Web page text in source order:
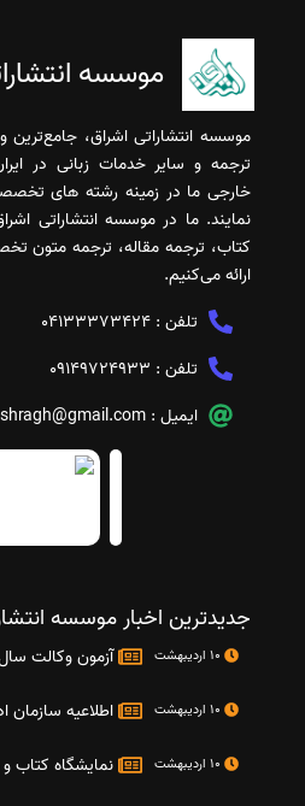
موسسه
موسسه انتشاراتی اشراق، جامع‌ترین
ترجمه و سایر خدمات زبانی در
خارجی ما در زمینه رشته های
نمایند. ما در موسسه انتشاراتی
کتاب، ترجمه مقاله، ترجمه متون
ارائه می‌کنیم.
تلفن : 04133373424
تلفن : 09149724933
ایمیل :
جدیدترین اخبار موسسه
آزمون وکالت سال
اطلاعیه
نمایشگاه کتاب و